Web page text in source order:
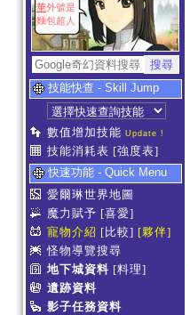
華外號是
麵包超人
技能快查 - Skill Jump
數值增加技能 Update !
技能消耗表 [強度表]
快速功能 - Quick Menu
愛爾琳世界地圖
魔力賦予 [喜愛]
寵物介紹 [比較] [夥伴]
怪物導覽搜尋
地下城資料 [料理]
遺跡資料
影子任務資料